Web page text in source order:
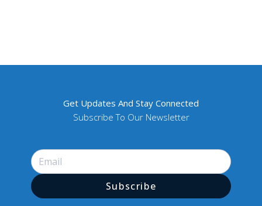
Get Updates And Stay Connected
Subscribe To Our Newsletter
Subscribe